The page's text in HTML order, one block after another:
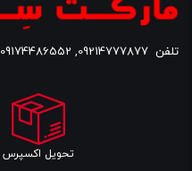
تلفن 09214777877
,
09174486552
تحویل اکسپرس